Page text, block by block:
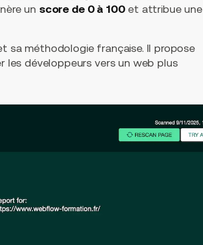
un score de 0 à 100et attribue une
sa méthodologie française. Il propose
les développeurs vers un web plus